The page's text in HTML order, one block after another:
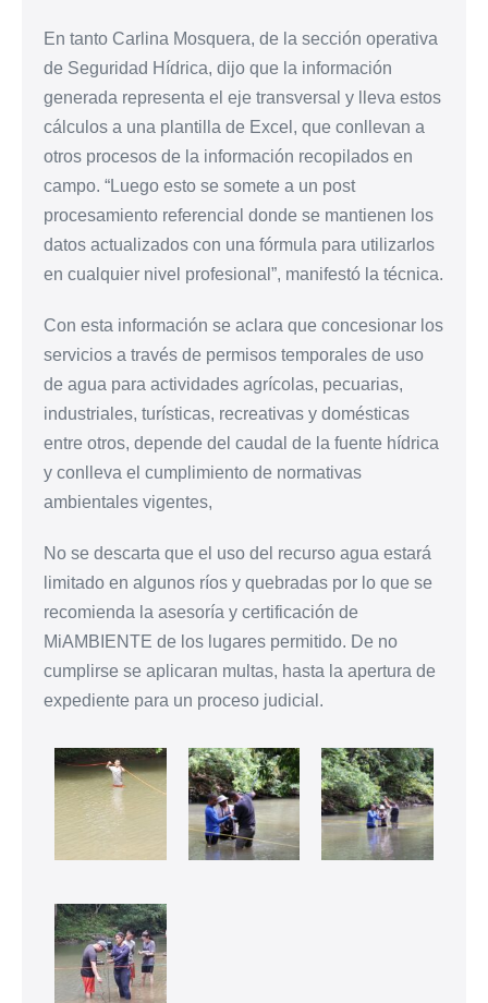
En tanto Carlina Mosquera, de la sección operativa
de Seguridad Hídrica, dijo que la información
generada representa el eje transversal y lleva estos
cálculos a una plantilla de Excel, que conllevan a
otros procesos de la información recopilados en
campo. “Luego esto se somete a un post
procesamiento referencial donde se mantienen los
datos actualizados con una fórmula para utilizarlos
en cualquier nivel profesional”, manifestó la técnica.
Con esta información se aclara que concesionar los
servicios a través de permisos temporales de uso
de agua para actividades agrícolas, pecuarias,
industriales, turísticas, recreativas y domésticas
entre otros, depende del caudal de la fuente hídrica
y conlleva el cumplimiento de normativas
ambientales vigentes,
No se descarta que el uso del recurso agua estará
limitado en algunos ríos y quebradas por lo que se
recomienda la asesoría y certificación de
MiAMBIENTE de los lugares permitido. De no
cumplirse se aplicaran multas, hasta la apertura de
expediente para un proceso judicial.